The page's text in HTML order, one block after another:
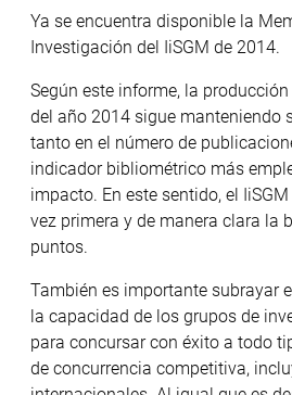
Ya se encuentra disponible la
Investigación del IiSGM de 2014.
Según este informe, la
del año 2014 sigue manteniendo
tanto en el número de
indicador bibliométrico más
impacto. En este sentido, el
vez primera y de manera clara la
puntos.
También es importante subrayar
la capacidad de los grupos de
para concursar con éxito a todo
de concurrencia competitiva,